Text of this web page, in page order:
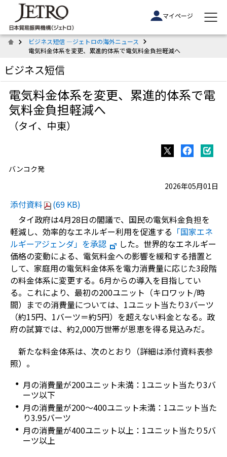
マイページ
ビジネス短信 ―ジェトロの海外ニュース
電気料金体系を変更、累進的体系で電気料金負担軽減へ
ビジネス短信
電気料金体系を変更、累進的体系で電
気料金負担軽減へ
（タイ、中東）
バンコク発
2026年05月01日
添付資料
(69 KB)
タイ政府は4月28日の閣議で、国民の電気料金負担を
軽減し、効率的なエネルギー利用を促進する 「国家エネ
ルギーアジェンダ」を承認
した。世界的なエネルギー
価格の変動による、電気料金への影響を緩和する措置と
して、家庭用の電気料金体系を電力消費量に応じた3段階
の料金体系に変更する。6月からの導入を目指してい
る。これにより、最初の200ユニット（キロワット/時
間）までの消費量については、1ユニット当たり3バーツ
（約15円、1バーツ＝約5円）を超えない料金となる。政
府の試算では、約2,000万世帯が恩恵を得る見込みだ。
新たな料金体系は、次のとおり（詳細は添付資料表参
照）。
月の消費量が200ユニット未満：1ユニット当たり3バ
ーツ以下
月の消費量が200～400ユニット未満：1ユニット当た
り3.95バーツ
月の消費量が400ユニット以上：1ユニット当たり5バ
ーツ以上